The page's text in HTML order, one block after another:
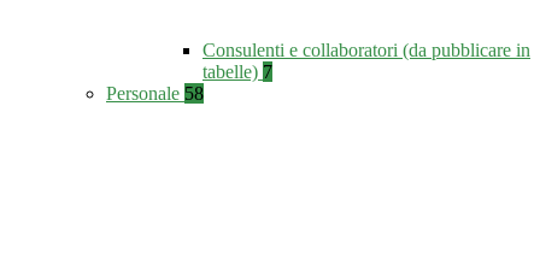
Consulenti e collaboratori (da pubblicare in
tabelle) 7
Personale 58